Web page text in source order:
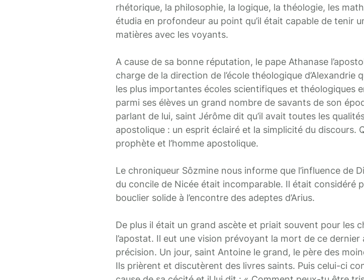
rhétorique, la philosophie, la logique, la théologie, les
étudia en profondeur au point qu’il était capable de tenir
matières avec les voyants.
A cause de sa bonne réputation, le pape Athanase
charge de la direction de l’école théologique
les plus importantes écoles scientifiques et théologiques
parmi ses élèves un grand nombre de savants de son
parlant de lui, saint Jérôme dit qu’il avait toutes les
apostolique : un esprit éclairé et la simplicité du discours.
prophète et l’homme apostolique.
Le chroniqueur Sôzmine nous informe que l’influence de
du concile de Nicée était incomparable. Il était considéré
bouclier solide à l’encontre des adeptes d’Arius.
De plus il était un grand ascète et priait souvent pour les
l’apostat. Il eut une vision prévoyant la mort de ce
précision. Un jour, saint Antoine le grand, le père des
Ils prièrent et discutèrent des livres saints. Puis celui-ci